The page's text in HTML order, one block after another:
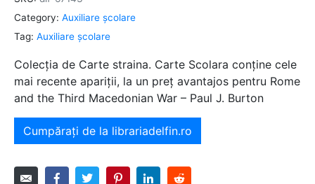
Category: Auxiliare şcolare
Tag: Auxiliare şcolare
Colecția de Carte straina. Carte Scolara conține cele
mai recente apariții, la un preț avantajos pentru Rome
and the Third Macedonian War – Paul J. Burton
Cumpărați de la librariadelfin.ro